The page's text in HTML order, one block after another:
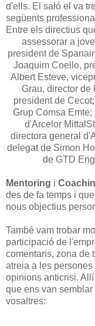
d'ells. El saló el va
següents
Entre els directius
assessorar a
president de
Joaquim Coello,
Albert Esteve,
Grau, director de
president de
Grup Comsa Emte;
d'Arcelor
directora general
delegat de Simon
de GTD
Mentoring i
des de fa temps i
nous objectius
També vam trobar
participació de
comentaris, zona de
atreia a les
opinions anticrisi.
que ens van
vosaltres: